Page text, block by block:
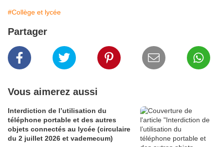
#Collège et lycée
Partager
Vous aimerez aussi
Interdiction de l’utilisation du
téléphone portable et des autres
objets connectés au lycée (circulaire
du 2 juillet 2026 et vademecum)